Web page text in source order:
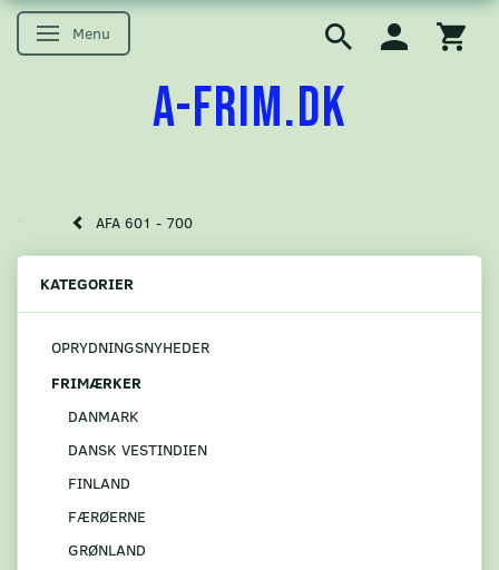
Skifte navigation
Menu
A-FRIM.DK
AFA 601 - 700
KATEGORIER
OPRYDNINGSNYHEDER
FRIMÆRKER
DANMARK
DANSK VESTINDIEN
FINLAND
FÆRØERNE
GRØNLAND